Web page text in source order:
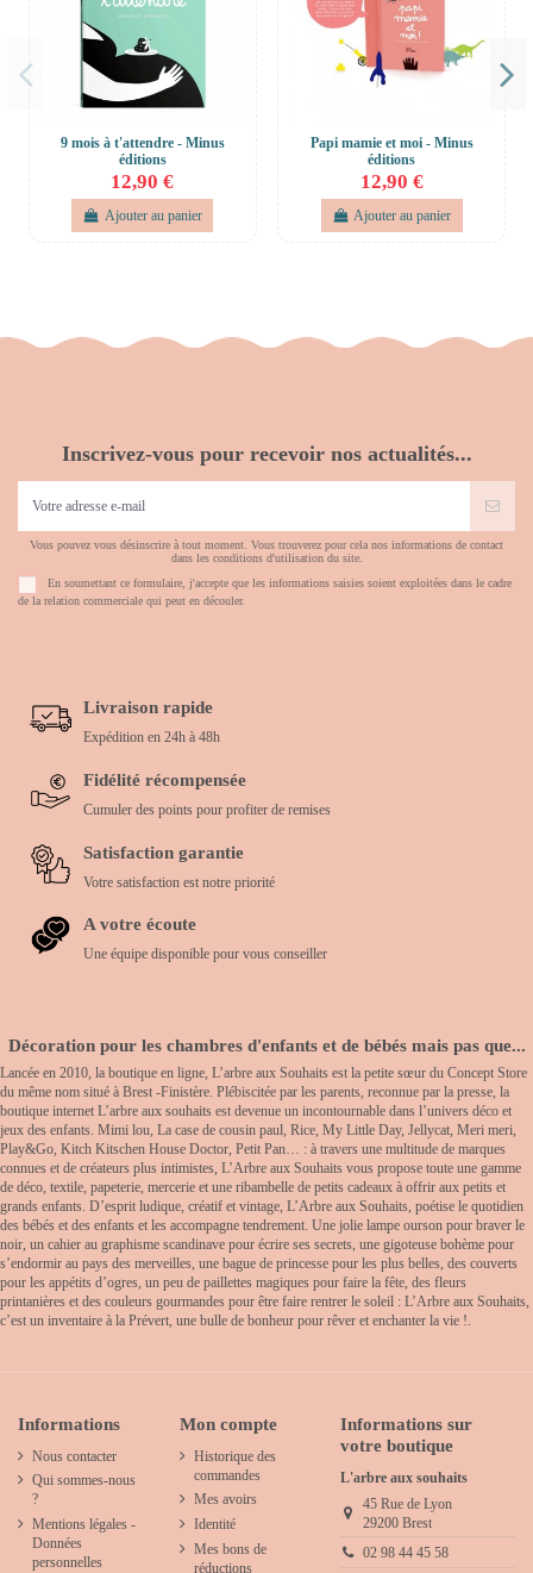
9 mois à t'attendre - Minus
éditions
12,90 €
Ajouter au panier
Papi mamie et moi - Minus
éditions
12,90 €
Ajouter au panier
Inscrivez-vous pour recevoir nos actualités...
Vous pouvez vous désinscrire à tout moment. Vous trouverez pour cela nos informations de contact
dans les conditions d'utilisation du site.
En soumettant ce formulaire, j'accepte que les informations saisies soient exploitées dans le cadre
de la relation commerciale qui peut en découler.
Livraison rapide
Expédition en 24h à 48h
Fidélité récompensée
Cumuler des points pour profiter de remises
Satisfaction garantie
Votre satisfaction est notre priorité
A votre écoute
Une équipe disponible pour vous conseiller
Décoration pour les chambres d'enfants et de bébés mais pas que...
Lancée en 2010, la boutique en ligne, L’arbre aux Souhaits est la petite sœur du Concept Store
du même nom situé à Brest -Finistère. Plébiscitée par les parents, reconnue par la presse, la
boutique internet L’arbre aux souhaits est devenue un incontournable dans l’univers déco et
jeux des enfants. Mimi lou, La case de cousin paul, Rice, My Little Day, Jellycat, Meri meri,
Play&Go, Kitch Kitschen House Doctor, Petit Pan… : à travers une multitude de marques
connues et de créateurs plus intimistes, L’Arbre aux Souhaits vous propose toute une gamme
de déco, textile, papeterie, mercerie et une ribambelle de petits cadeaux à offrir aux petits et
grands enfants. D’esprit ludique, créatif et vintage, L’Arbre aux Souhaits, poétise le quotidien
des bébés et des enfants et les accompagne tendrement. Une jolie lampe ourson pour braver le
noir, un cahier au graphisme scandinave pour écrire ses secrets, une gigoteuse bohème pour
s’endormir au pays des merveilles, une bague de princesse pour les plus belles, des couverts
pour les appétits d’ogres, un peu de paillettes magiques pour faire la fête, des fleurs
printanières et des couleurs gourmandes pour être faire rentrer le soleil : L’Arbre aux Souhaits,
c’est un inventaire à la Prévert, une bulle de bonheur pour rêver et enchanter la vie !.
Informations
Nous contacter
Qui sommes-nous
?
Mentions légales -
Données
personnelles
Mon compte
Historique des
commandes
Mes avoirs
Identité
Mes bons de
réductions
Informations sur
votre boutique
L'arbre aux souhaits
45 Rue de Lyon
29200 Brest
02 98 44 45 58